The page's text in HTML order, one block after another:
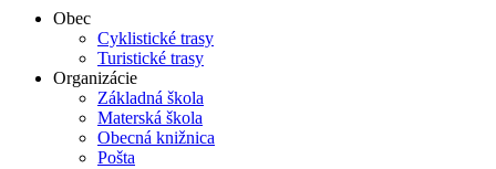
Obec
Cyklistické trasy
Turistické trasy
Organizácie
Základná škola
Materská škola
Obecná knižnica
Pošta